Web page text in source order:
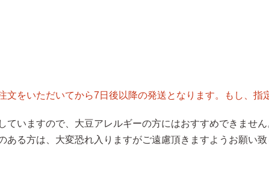
文をいただいてから7日後以降の発送となります。もし、
いますので、大豆アレルギーの方にはおすすめできません
る方は、大変恐れ入りますがご遠慮頂きますようお願い致